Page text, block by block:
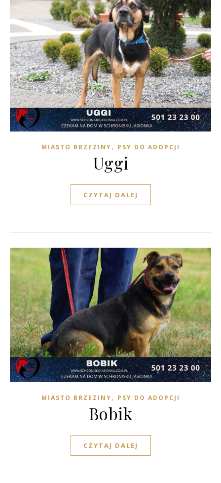
MIASTO BRZEZINY, PSY DO ADOPCJI
Uggi
CZYTAJ DALEJ
MIASTO BRZEZINY, PSY DO ADOPCJI
Bobik
CZYTAJ DALEJ